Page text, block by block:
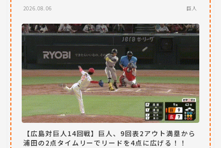
2026.08.06 巨人
【広島対巨人14回戦】巨人、9回表2アウト満塁から
浦田の2点タイムリーでリードを4点に広げる！！